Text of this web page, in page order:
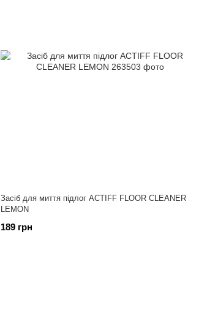
Засіб для миття підлог ACTIFF FLOOR CLEANER
LEMON
189 грн